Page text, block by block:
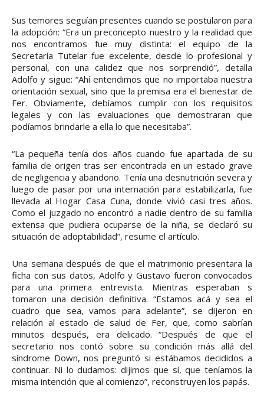
Sus temores seguían presentes cuando se postularon para
la adopción: “Era un preconcepto nuestro y la realidad que
nos encontramos fue muy distinta: el equipo de la
Secretaría Tutelar fue excelente, desde lo profesional y
personal, con una calidez que nos sorprendió”, detalla
Adolfo y sigue: “Ahí entendimos que no importaba nuestra
orientación sexual, sino que la premisa era el bienestar de
Fer. Obviamente, debíamos cumplir con los requisitos
legales y con las evaluaciones que demostraran que
podíamos brindarle a ella lo que necesitaba”.
“La pequeña tenía dos años cuando fue apartada de su
familia de origen tras ser encontrada en un estado grave
de negligencia y abandono. Tenía una desnutrición severa y
luego de pasar por una internación para estabilizarla, fue
llevada al Hogar Casa Cuna, donde vivió casi tres años.
Como el juzgado no encontró a nadie dentro de su familia
extensa que pudiera ocuparse de la niña, se declaró su
situación de adoptabilidad”, resume el artículo.
Una semana después de que el matrimonio presentara la
ficha con sus datos, Adolfo y Gustavo fueron convocados
para una primera entrevista. Mientras esperaban s
tomaron una decisión definitiva. “Estamos acá y sea el
cuadro que sea, vamos para adelante”, se dijeron en
relación al estado de salud de Fer, que, como sabrían
minutos después, era delicado. “Después de que el
secretario nos contó sobre su condición más allá del
síndrome Down, nos preguntó si estábamos decididos a
continuar. Ni lo dudamos: dijimos que sí, que teníamos la
misma intención que al comienzo”, reconstruyen los papás.